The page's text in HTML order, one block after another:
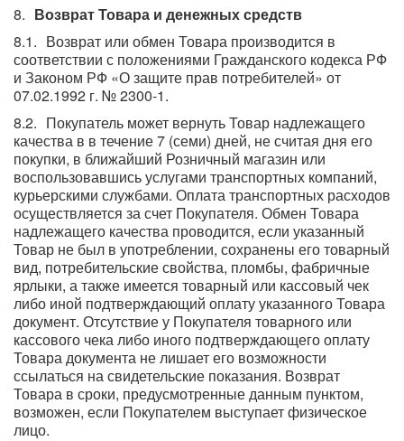
Возврат Товара и денежных средств
Возврат или обмен Товара производится в
соответствии с положениями Гражданского кодекса РФ
и Законом РФ «О защите прав потребителей» от
07.02.1992 г. № 2300-1.
Покупатель может вернуть Товар надлежащего
качества в в течение 7 (семи) дней, не считая дня его
покупки, в ближайший Розничный магазин или
воспользовавшись услугами транспортных компаний,
курьерскими службами. Оплата транспортных расходов
осуществляется за счет Покупателя. Обмен Товара
надлежащего качества проводится, если указанный
Товар не был в употреблении, сохранены его товарный
вид, потребительские свойства, пломбы, фабричные
ярлыки, а также имеется товарный или кассовый чек
либо иной подтверждающий оплату указанного Товара
документ. Отсутствие у Покупателя товарного или
кассового чека либо иного подтверждающего оплату
Товара документа не лишает его возможности
ссылаться на свидетельские показания. Возврат
Товара в сроки, предусмотренные данным пунктом,
возможен, если Покупателем выступает физическое
лицо.